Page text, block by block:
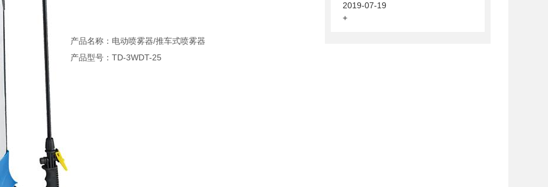
2019-07-19
+
产品名称：电动喷雾器/推车式喷雾器
产品型号：TD-3WDT-25